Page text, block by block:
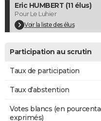
COPAINS D'AVANT
S'inscrire
Se connecter
Lycées
Collèges
Primaires
Universités
Entreprises
Service militaire
Avis de recherche
AVIS DE DÉCÈS
FORUM
Eric HUMBERT (11 élus)
Pour Le Luhier
Voir la liste des élus
Participation au scrutin
Taux de participation
Taux d'abstention
Votes blancs (en
exprimés)